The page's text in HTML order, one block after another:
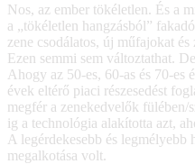
Nos, az ember tökéletlen. És a
a „tökéletlen hangzásból”
zene csodálatos, új műfajokat
Ezen semmi sem változtathat.
Ahogy az 50-es, 60-as és 70-es
évek eltérő piaci részesedést
megfér a zenekedvelők
ig a technológia alakította azt,
A legérdekesebb és legmélyebb
megalkotása volt.